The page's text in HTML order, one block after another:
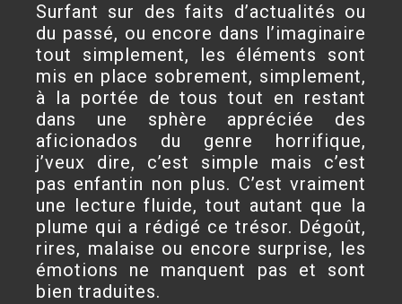
Surfant sur des faits d’actualités ou
du passé, ou encore dans l’imaginaire
tout simplement, les éléments sont
mis en place sobrement, simplement,
à la portée de tous tout en restant
dans une sphère appréciée des
aficionados du genre horrifique,
j’veux dire, c’est simple mais c’est
pas enfantin non plus. C’est vraiment
une lecture fluide, tout autant que la
plume qui a rédigé ce trésor. Dégoût,
rires, malaise ou encore surprise, les
émotions ne manquent pas et sont
bien traduites.